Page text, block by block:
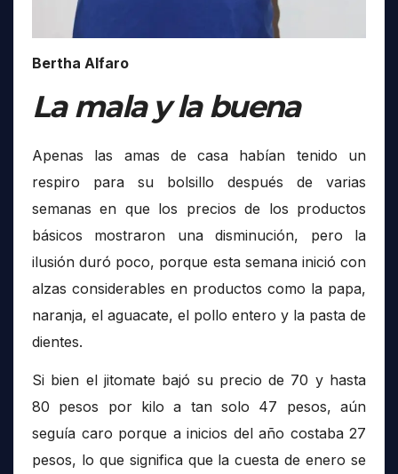
Bertha Alfaro
La mala y la buena
Apenas las amas de casa habían tenido un
respiro para su bolsillo después de varias
semanas en que los precios de los productos
básicos mostraron una disminución, pero la
ilusión duró poco, porque esta semana inició con
alzas considerables en productos como la papa,
naranja, el aguacate, el pollo entero y la pasta de
dientes.
Si bien el jitomate bajó su precio de 70 y hasta
80 pesos por kilo a tan solo 47 pesos, aún
seguía caro porque a inicios del año costaba 27
pesos, lo que significa que la cuesta de enero se